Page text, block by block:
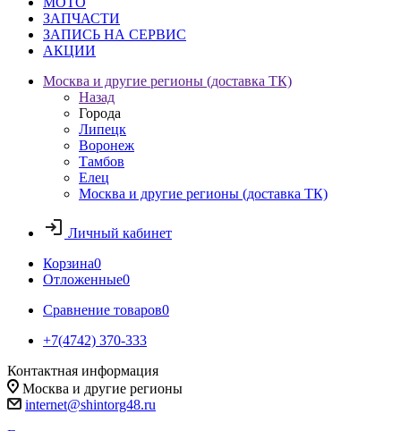
ЗАПЧАСТИ
ЗАПИСЬ НА СЕРВИС
АКЦИИ
Москва и другие регионы (доставка ТК)
Назад
Города
Липецк
Воронеж
Тамбов
Елец
Москва и другие регионы (доставка ТК)
Личный кабинет
Корзина0
Отложенные0
Сравнение товаров0
+7(4742) 370-333
Контактная информация
Москва и другие регионы
internet@shintorg48.ru